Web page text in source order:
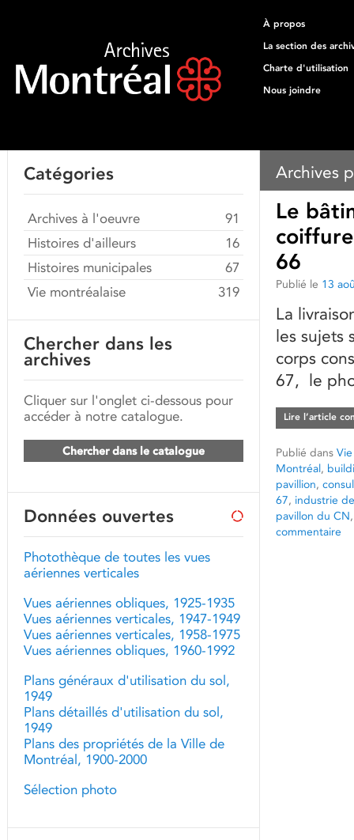
À propos
La section des
Charte d'utilisation
Nous joindre
Archives
Le
66
Publié le 13
La
les sujets
corps
67, le
Lire l’article
Publié dans
Montréal,
pavillion,
67, industrie
pavillon du CN
commentaire
Catégories
Archives à l'oeuvre
91
Histoires d'ailleurs
16
Histoires municipales
67
Vie montréalaise
319
Chercher dans les
archives
Cliquer sur l'onglet ci-dessous pour
accéder à notre catalogue.
Chercher dans le catalogue
Données ouvertes
Photothèque de toutes les vues
aériennes verticales
Vues aériennes obliques, 1925-1935
Vues aériennes verticales, 1947-1949
Vues aériennes verticales, 1958-1975
Vues aériennes obliques, 1960-1992
Plans généraux d'utilisation du sol,
1949
Plans détaillés d'utilisation du sol,
1949
Plans des propriétés de la Ville de
Montréal, 1900-2000
Sélection photo